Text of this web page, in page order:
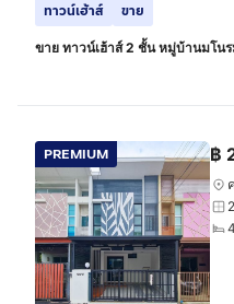
ทาวน์เฮ้าส์ ขาย
ขาย ทาวน์เฮ้าส์ 2 ชั้น หมู่บ้านมโนรมย์ 4 เฟอร์นิเจอร์ครบ หิ้วกระ
PREMIUM ฿